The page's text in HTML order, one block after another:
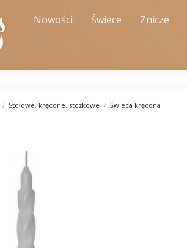
Nowości Świece Znicze
Stołowe, kręcone, stożkowe Świeca kręcona